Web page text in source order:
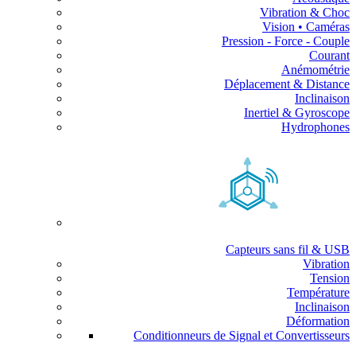
Vibration & Choc
Vision • Caméras
Pression - Force - Couple
Courant
Anémométrie
Déplacement & Distance
Inclinaison
Inertiel & Gyroscope
Hydrophones
Capteurs sans fil & USB
Vibration
Tension
Température
Inclinaison
Déformation
Conditionneurs de Signal et Convertisseurs